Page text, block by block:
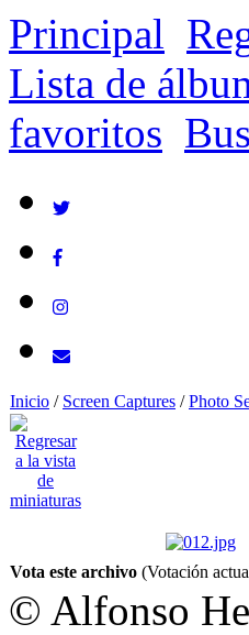
Principal
Lista de
favoritos
Inicio / Screen Captures /Photo
Vota este archivo (Votación
© Alfonso